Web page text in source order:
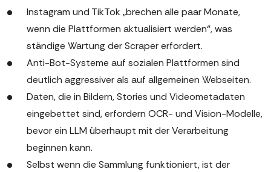
Instagram und TikTok „brechen alle paar Monate,
wenn die Plattformen aktualisiert werden“, was
ständige Wartung der Scraper erfordert.
Anti-Bot-Systeme auf sozialen Plattformen sind
deutlich aggressiver als auf allgemeinen Webseiten.
Daten, die in Bildern, Stories und Videometadaten
eingebettet sind, erfordern OCR- und Vision-Modelle,
bevor ein LLM überhaupt mit der Verarbeitung
beginnen kann.
Selbst wenn die Sammlung funktioniert, ist der